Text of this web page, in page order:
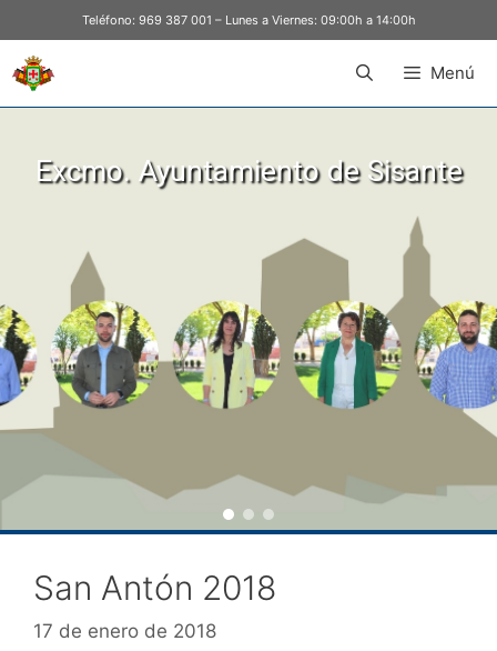
Teléfono: 969 387 001 – Lunes a Viernes: 09:00h a 14:00h
Menú
Excmo. Ayuntamiento de Sisante
San Antón 2018
17 de enero de 2018